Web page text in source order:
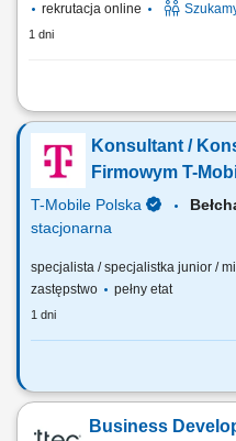
rekrutacja online
1 dni
Zakres obowiązków: Telefoniczny
ofertą. Sprzedaż usług z obszaru
edukacji finansowej. Budowanie
pozyskiwanie nowych odbiorców
Realizacja celów...
Konsultant /
Firmowym T-
T-Mobile Polska
stacjonarna
specjalista / specjalistka junior /
zastępstwo
pełny etat
1 dni
Zadania, które na Ciebie czekają:
Profesjonalna obsługa Klientów
Business